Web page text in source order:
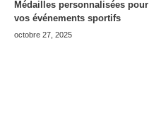
Médailles personnalisées pour
vos événements sportifs
octobre 27, 2025